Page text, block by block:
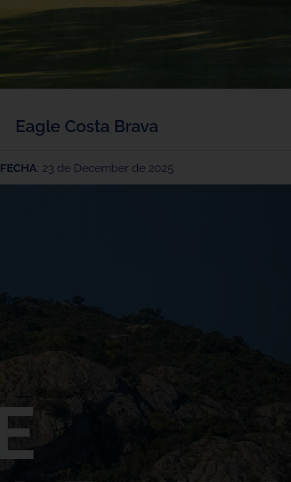
Eagle Costa Brava
FECHA: 23 de December de 2025